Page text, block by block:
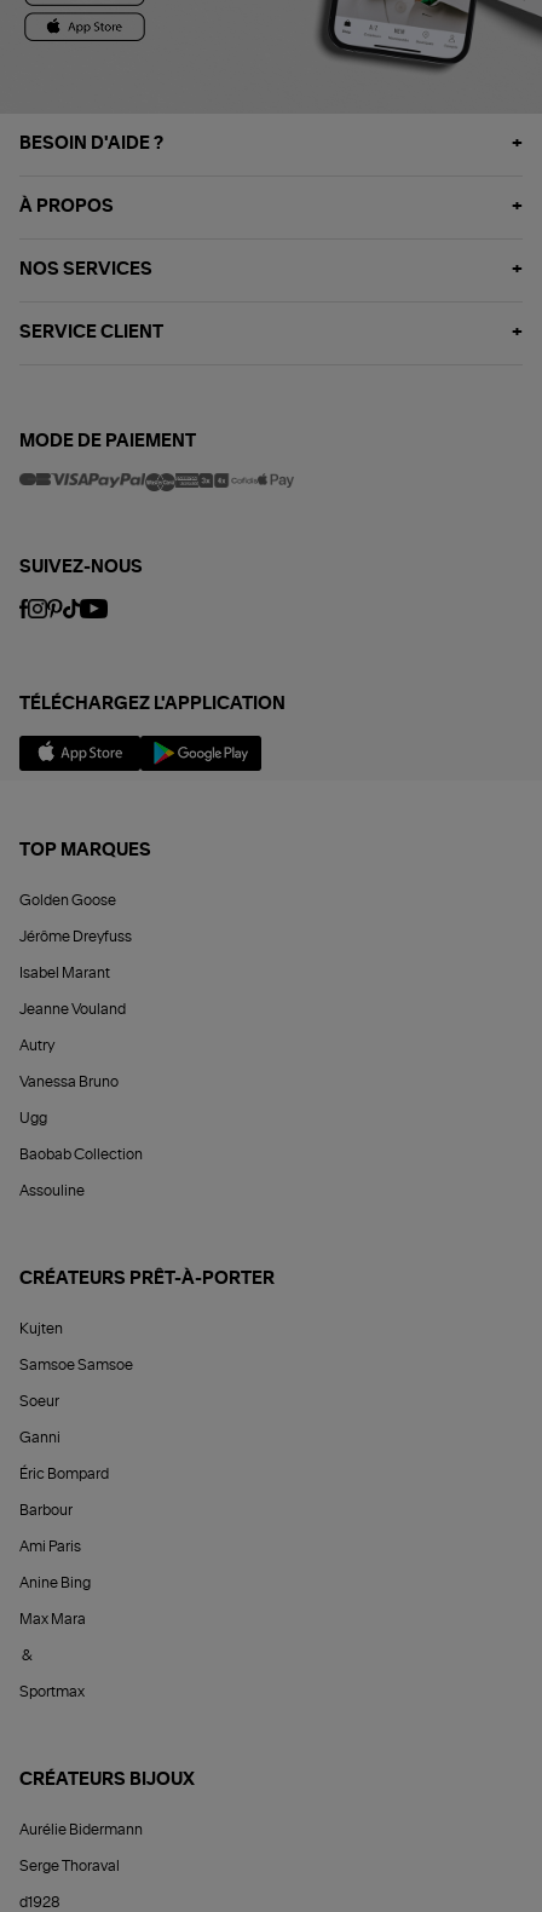
BESOIN D'AIDE ?
À PROPOS
NOS SERVICES
SERVICE CLIENT
MODE DE PAIEMENT
SUIVEZ-NOUS
TÉLÉCHARGEZ L'APPLICATION
TOP MARQUES
Golden Goose
Jérôme Dreyfuss
Isabel Marant
Jeanne Vouland
Autry
Vanessa Bruno
Ugg
Baobab Collection
Assouline
CRÉATEURS PRÊT-À-PORTER
Kujten
Samsoe Samsoe
Soeur
Ganni
Éric Bompard
Barbour
Ami Paris
Anine Bing
Max Mara
&
Sportmax
CRÉATEURS BIJOUX
Aurélie Bidermann
Serge Thoraval
d1928